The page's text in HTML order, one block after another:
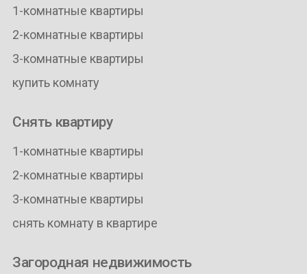
1-комнатные квартиры
2-комнатные квартиры
3-комнатные квартиры
купить комнату
Снять квартиру
1-комнатные квартиры
2-комнатные квартиры
3-комнатные квартиры
снять комнату в квартире
Загородная недвижимость